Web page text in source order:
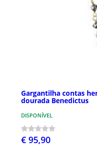
Gargantilha contas
dourada Benedictus
DISPONÍVEL
€ 95,90